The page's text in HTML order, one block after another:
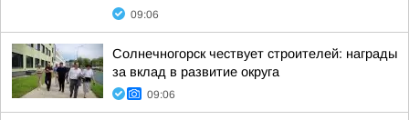
09:06
Солнечногорск чествует строителей: награды
за вклад в развитие округа
09:06